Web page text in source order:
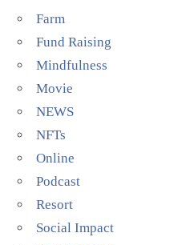
Farm
Fund Raising
Mindfulness
Movie
NEWS
NFTs
Online
Podcast
Resort
Social Impact